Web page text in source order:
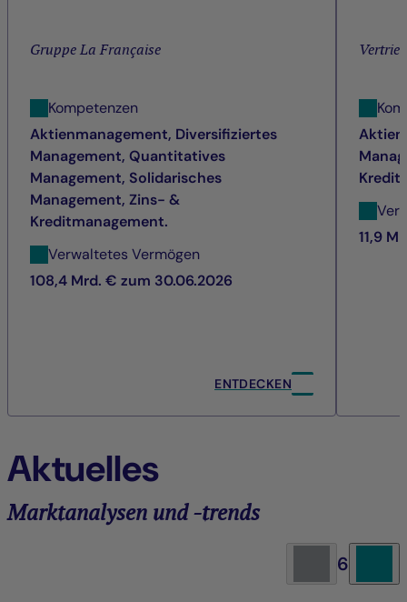
Gruppe La Française
Kompetenzen
Aktienmanagement, Diversifiziertes
Management, Quantitatives
Management, Solidarisches
Management, Zins- &
Kreditmanagement.
Verwaltetes Vermögen
108,4 Mrd. € zum 30.06.2026
ENTDECKEN
11,9
Aktuelles
Marktanalysen und -trends
6